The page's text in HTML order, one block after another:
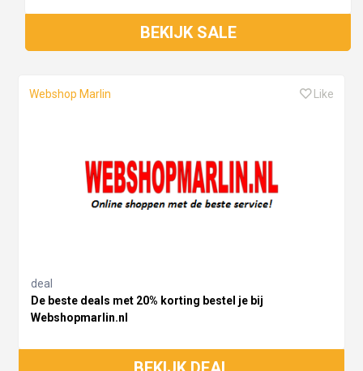
BEKIJK SALE
Webshop Marlin Like
deal
De beste deals met 20% korting bestel je bij
Webshopmarlin.nl